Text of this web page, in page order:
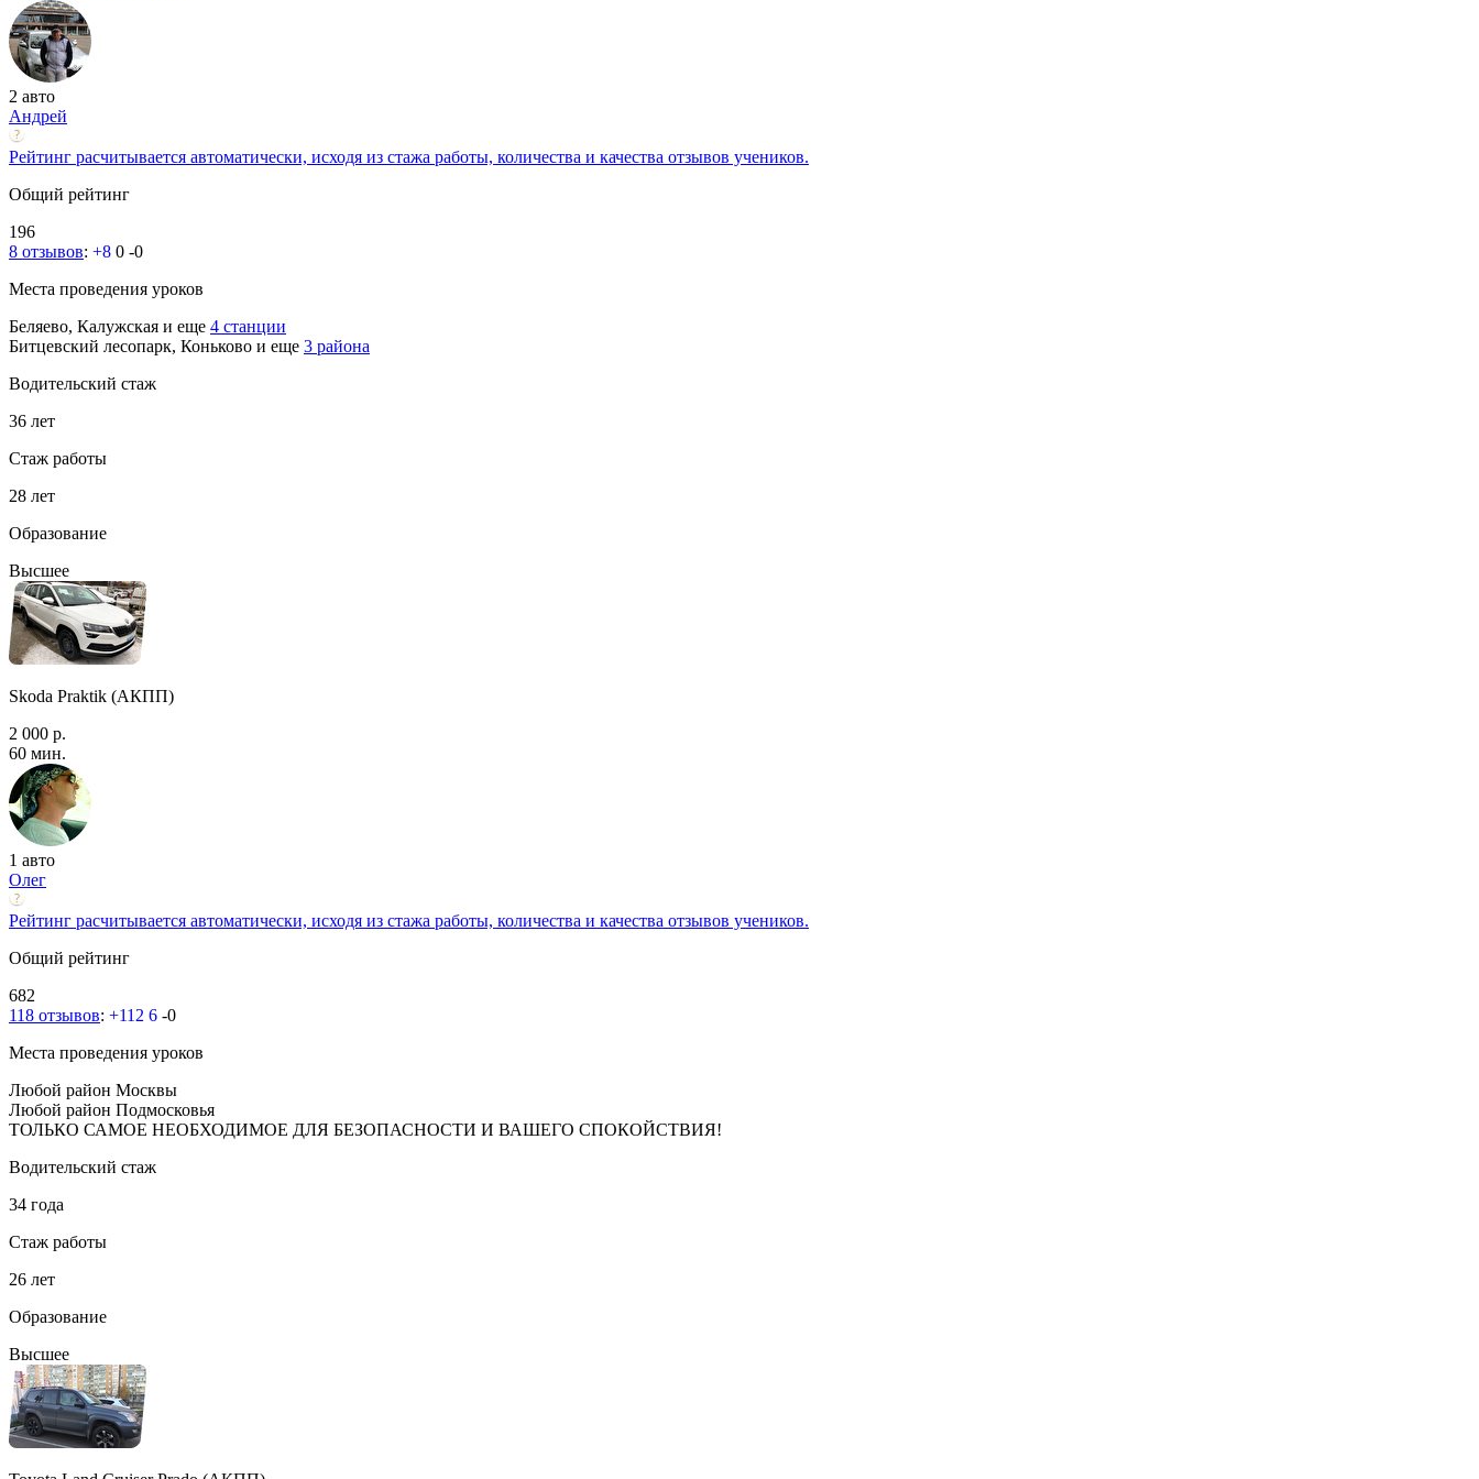
2 авто
Андрей
Рейтинг расчитывается автоматически, исходя из стажа работы, количества и качества отзывов учеников.
Общий рейтинг
196
8 отзывов: +8 0 -0
Места проведения уроков
Беляево, Калужская и еще 4 станции
Битцевский лесопарк, Коньково и еще 3 района
Водительский стаж
36 лет
Стаж работы
28 лет
Образование
Высшее
Skoda Praktik (АКПП)
2 000 р.
60 мин.
1 авто
Олег
Рейтинг расчитывается автоматически, исходя из стажа работы, количества и качества отзывов учеников.
Общий рейтинг
682
118 отзывов: +112 6 -0
Места проведения уроков
Любой район Москвы
Любой район Подмосковья
ТОЛЬКО САМОЕ НЕОБХОДИМОЕ ДЛЯ БЕЗОПАСНОСТИ И ВАШЕГО СПОКОЙСТВИЯ!
Водительский стаж
34 года
Стаж работы
26 лет
Образование
Высшее